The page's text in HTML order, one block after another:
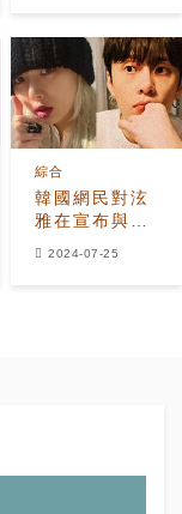
韓國網民對泫
雅在宣布與龍
俊亨結婚後面
綜合
2024-07-25